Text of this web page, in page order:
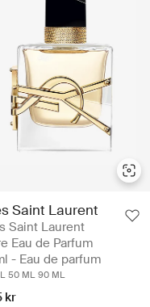
Saint Laurent
Saint Laurent
Eau de Parfum
- Eau de parfum
50 ML 90 ML
kr